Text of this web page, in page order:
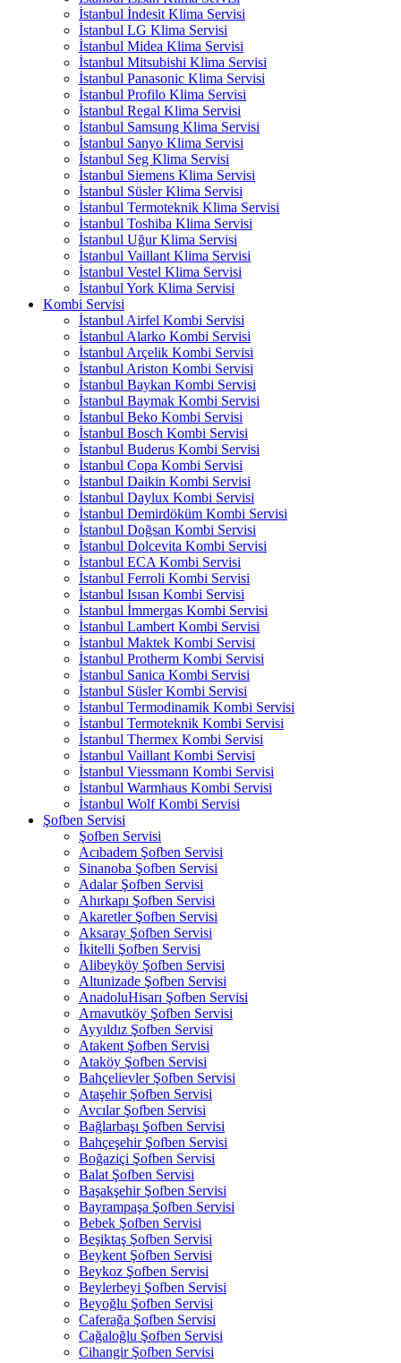
İstanbul İndesit Klima Servisi
İstanbul LG Klima Servisi
İstanbul Midea Klima Servisi
İstanbul Mitsubishi Klima Servisi
İstanbul Panasonic Klima Servisi
İstanbul Profilo Klima Servisi
İstanbul Regal Klima Servisi
İstanbul Samsung Klima Servisi
İstanbul Sanyo Klima Servisi
İstanbul Seg Klima Servisi
İstanbul Siemens Klima Servisi
İstanbul Süsler Klima Servisi
İstanbul Termoteknik Klima Servisi
İstanbul Toshiba Klima Servisi
İstanbul Uğur Klima Servisi
İstanbul Vaillant Klima Servisi
İstanbul Vestel Klima Servisi
İstanbul York Klima Servisi
Kombi Servisi
İstanbul Airfel Kombi Servisi
İstanbul Alarko Kombi Servisi
İstanbul Arçelik Kombi Servisi
İstanbul Ariston Kombi Servisi
İstanbul Baykan Kombi Servisi
İstanbul Baymak Kombi Servisi
İstanbul Beko Kombi Servisi
İstanbul Bosch Kombi Servisi
İstanbul Buderus Kombi Servisi
İstanbul Copa Kombi Servisi
İstanbul Daikin Kombi Servisi
İstanbul Daylux Kombi Servisi
İstanbul Demirdöküm Kombi Servisi
İstanbul Doğsan Kombi Servisi
İstanbul Dolcevita Kombi Servisi
İstanbul ECA Kombi Servisi
İstanbul Ferroli Kombi Servisi
İstanbul Isısan Kombi Servisi
İstanbul İmmergas Kombi Servisi
İstanbul Lambert Kombi Servisi
İstanbul Maktek Kombi Servisi
İstanbul Protherm Kombi Servisi
İstanbul Sanica Kombi Servisi
İstanbul Süsler Kombi Servisi
İstanbul Termodinamik Kombi Servisi
İstanbul Termoteknik Kombi Servisi
İstanbul Thermex Kombi Servisi
İstanbul Vaillant Kombi Servisi
İstanbul Viessmann Kombi Servisi
İstanbul Warmhaus Kombi Servisi
İstanbul Wolf Kombi Servisi
Şofben Servisi
Şofben Servisi
Acıbadem Şofben Servisi
Sinanoba Şofben Servisi
Adalar Şofben Servisi
Ahırkapı Şofben Servisi
Akaretler Şofben Servisi
Aksaray Şofben Servisi
İkitelli Şofben Servisi
Alibeyköy Şofben Servisi
Altunizade Şofben Servisi
AnadoluHisarı Şofben Servisi
Arnavutköy Şofben Servisi
Ayyıldız Şofben Servisi
Atakent Şofben Servisi
Ataköy Şofben Servisi
Bahçelievler Şofben Servisi
Ataşehir Şofben Servisi
Avcılar Şofben Servisi
Bağlarbaşı Şofben Servisi
Bahçeşehir Şofben Servisi
Boğaziçi Şofben Servisi
Balat Şofben Servisi
Başakşehir Şofben Servisi
Bayrampaşa Şofben Servisi
Bebek Şofben Servisi
Beşiktaş Şofben Servisi
Beykent Şofben Servisi
Beykoz Şofben Servisi
Beylerbeyi Şofben Servisi
Beyoğlu Şofben Servisi
Caferağa Şofben Servisi
Cağaloğlu Şofben Servisi
Cihangir Şofben Servisi